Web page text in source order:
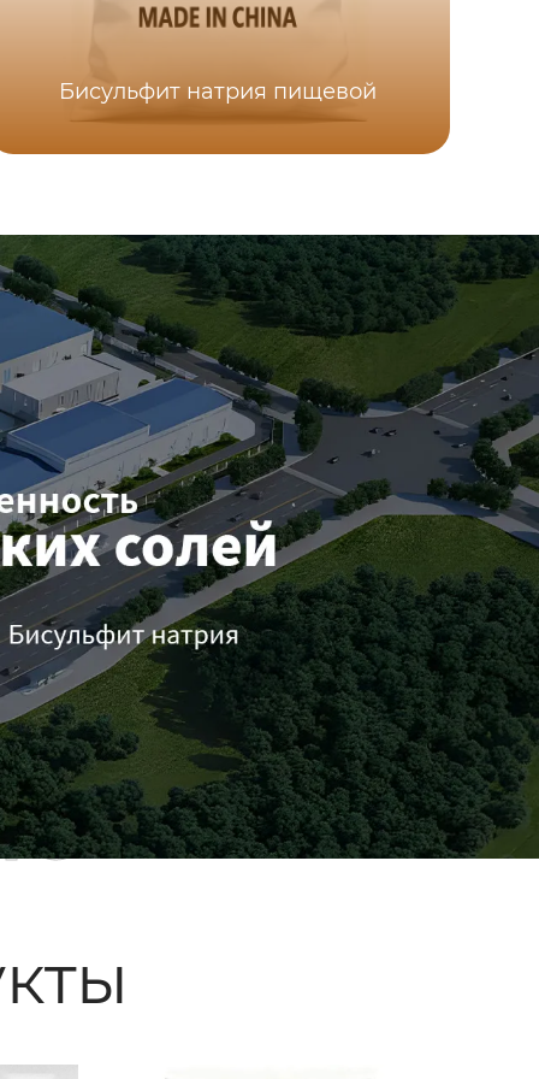
Бисульфит натрия пищевой